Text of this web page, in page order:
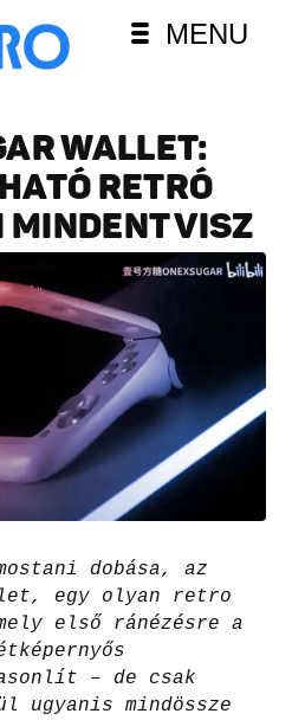
MENU
WALLET:
RETRÓ
MINDENT VISZ
dobása, az
egy olyan retro
első ránézésre a
– de csak
mindössze